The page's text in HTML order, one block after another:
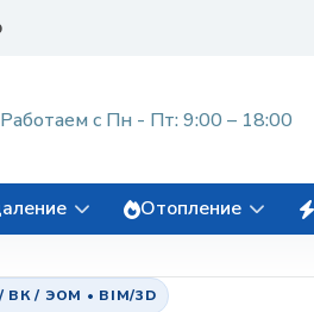
Работаем с Пн - Пт: 9:00 – 18:00
Отопление
/ ЭОМ • BIM/3D